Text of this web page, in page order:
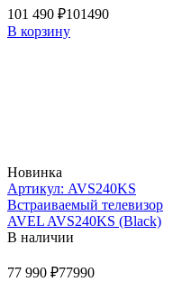
101 490 ₽101490
В корзину
Новинка
Артикул: AVS240KS
Встраиваемый телевизор
AVEL AVS240KS (Black)
В наличии
77 990 ₽77990